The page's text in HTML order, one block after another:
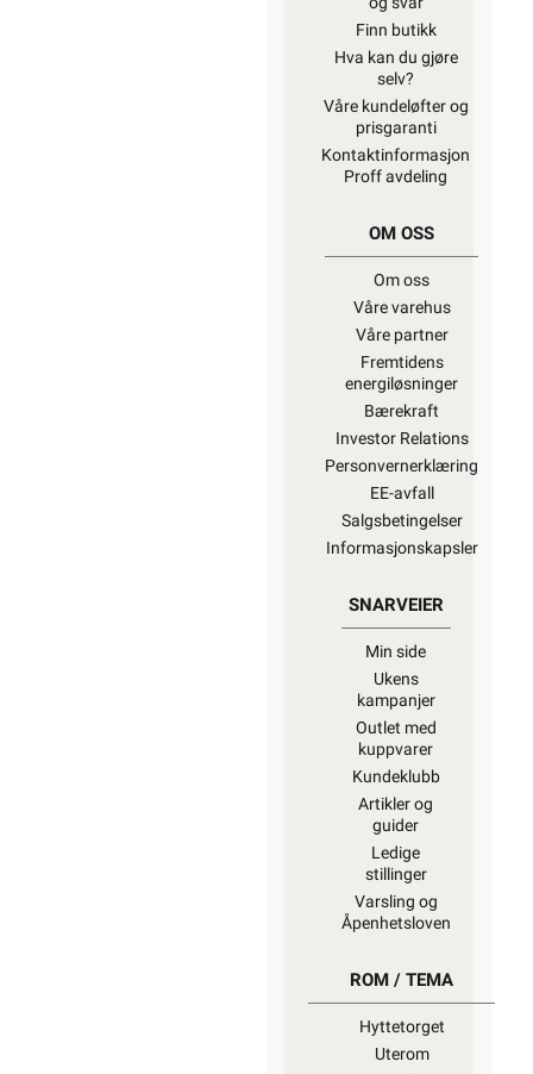
Finn butikk
Hva kan du gjøre
selv?
Våre kundeløfter og
prisgaranti
Kontaktinformasjon
Proff avdeling
OM OSS
Om oss
Våre varehus
Våre partner
Fremtidens
energiløsninger
Bærekraft
Investor Relations
Personvernerklæring
EE-avfall
Salgsbetingelser
Informasjonskapsler
SNARVEIER
Min side
Ukens
kampanjer
Outlet med
kuppvarer
Kundeklubb
Artikler og
guider
Ledige
stillinger
Varsling og
Åpenhetsloven
ROM / TEMA
Hyttetorget
Uterom